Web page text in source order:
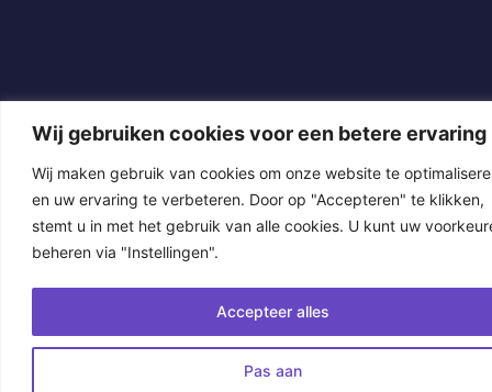
Wij gebruiken cookies voor een betere ervaring
Wij maken gebruik van cookies om onze website te
en uw ervaring te verbeteren. Door op "Accepteren" te klikken,
stemt u in met het gebruik van alle cookies. U kunt uw
beheren via "Instellingen".
Pas aan
Accepteer alles